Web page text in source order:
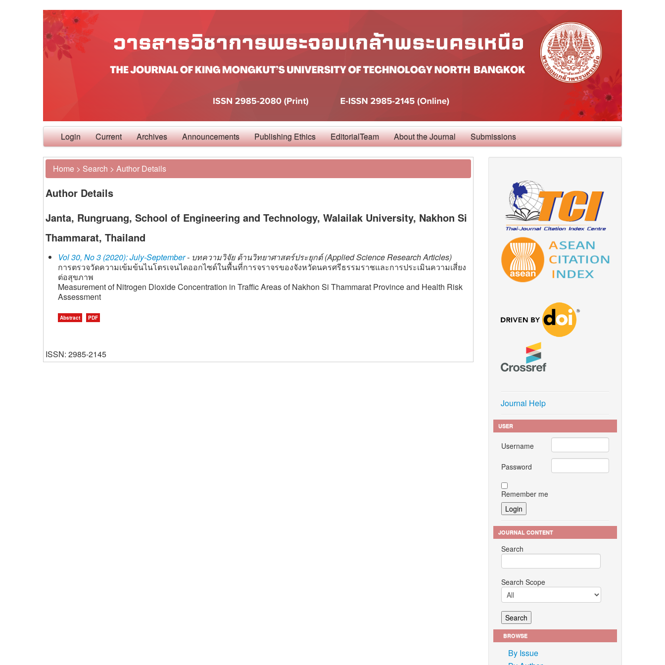
Login Current Archives Announcements Publishing Ethics EditorialTeam About the Journal Submissions
Home > Search > Author Details
Author Details
Janta, Rungruang, School of Engineering and Technology, Walailak University, Nakhon Si
Thammarat, Thailand
Vol 30, No 3 (2020): July-September- บทความวิจัย ด้านวิทยาศาสตร์ประยุกต์ (Applied Science Research Articles)
การตรวจวัดความเข้มข้นไนโตรเจนไดออกไซด์ในพื้นที่การจราจรของจังหวัดนครศรีธรรมราชและการประเมินความเสี่ยง
ต่อสุขภาพ
Measurement of Nitrogen Dioxide Concentration in Traffic Areas of Nakhon Si Thammarat Province and Health Risk
Assessment
Abstract PDF
ISSN: 2985-2145
Journal Help
USER
Username
Password
Remember me
JOURNAL CONTENT
Search
Search Scope
BROWSE
By Issue